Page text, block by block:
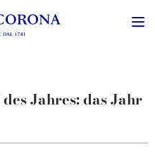
Jahres: das Jahr